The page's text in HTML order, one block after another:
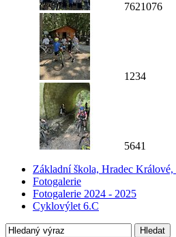
7621076
1234
5641
Základní škola, Hradec
Fotogalerie
Fotogalerie 2024 - 2025
Cyklovýlet 6.C
Hledat